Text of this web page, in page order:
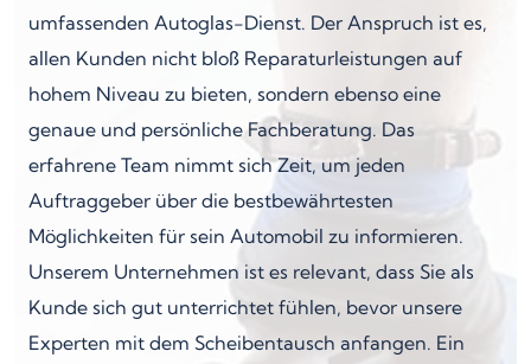
umfassenden Autoglas-Dienst. Der Anspruch ist es,
allen Kunden nicht bloß Reparaturleistungen auf
hohem Niveau zu bieten, sondern ebenso eine
genaue und persönliche Fachberatung. Das
erfahrene Team nimmt sich Zeit, um jeden
Auftraggeber über die bestbewährtesten
Möglichkeiten für sein Automobil zu informieren.
Unserem Unternehmen ist es relevant, dass Sie als
Kunde sich gut unterrichtet fühlen, bevor unsere
Experten mit dem Scheibentausch anfangen. Ein